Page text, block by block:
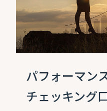
パフォーマン
チェッキング